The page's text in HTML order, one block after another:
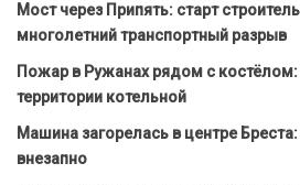
Мост через Припять: старт
многолетний транспортный разрыв
Пожар в Ружанах рядом с костёлом:
территории котельной
Машина загорелась в центре
внезапно